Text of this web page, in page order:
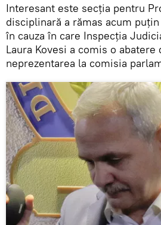
Interesant este secția pentru
disciplinară a rămas acum
în cauza în care Inspecția
Laura Kovesi a comis o
neprezentarea la comisia